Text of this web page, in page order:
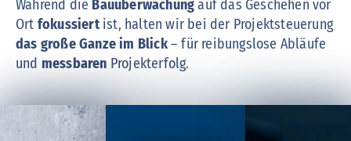
Während die Bauüberwachungauf das Geschehen vor
Ort fokussiertist, halten wir bei der Projektsteuerung
das große Ganze im Blick– für reibungslose Abläufe
und messbaren Projekterfolg.